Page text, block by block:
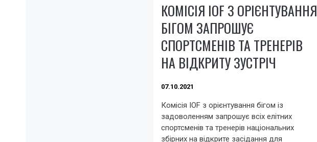
КОМІСІЯ IOF З ОРІЄНТУВАННЯ
БІГОМ ЗАПРОШУЄ
СПОРТСМЕНІВ ТА ТРЕНЕРІВ
НА ВІДКРИТУ ЗУСТРІЧ
07.10.2021
Комісія IOF з орієнтування бігом із
задоволенням запрошує всіх елітних
спортсменів та тренерів національних
збірних на відкрите засідання для